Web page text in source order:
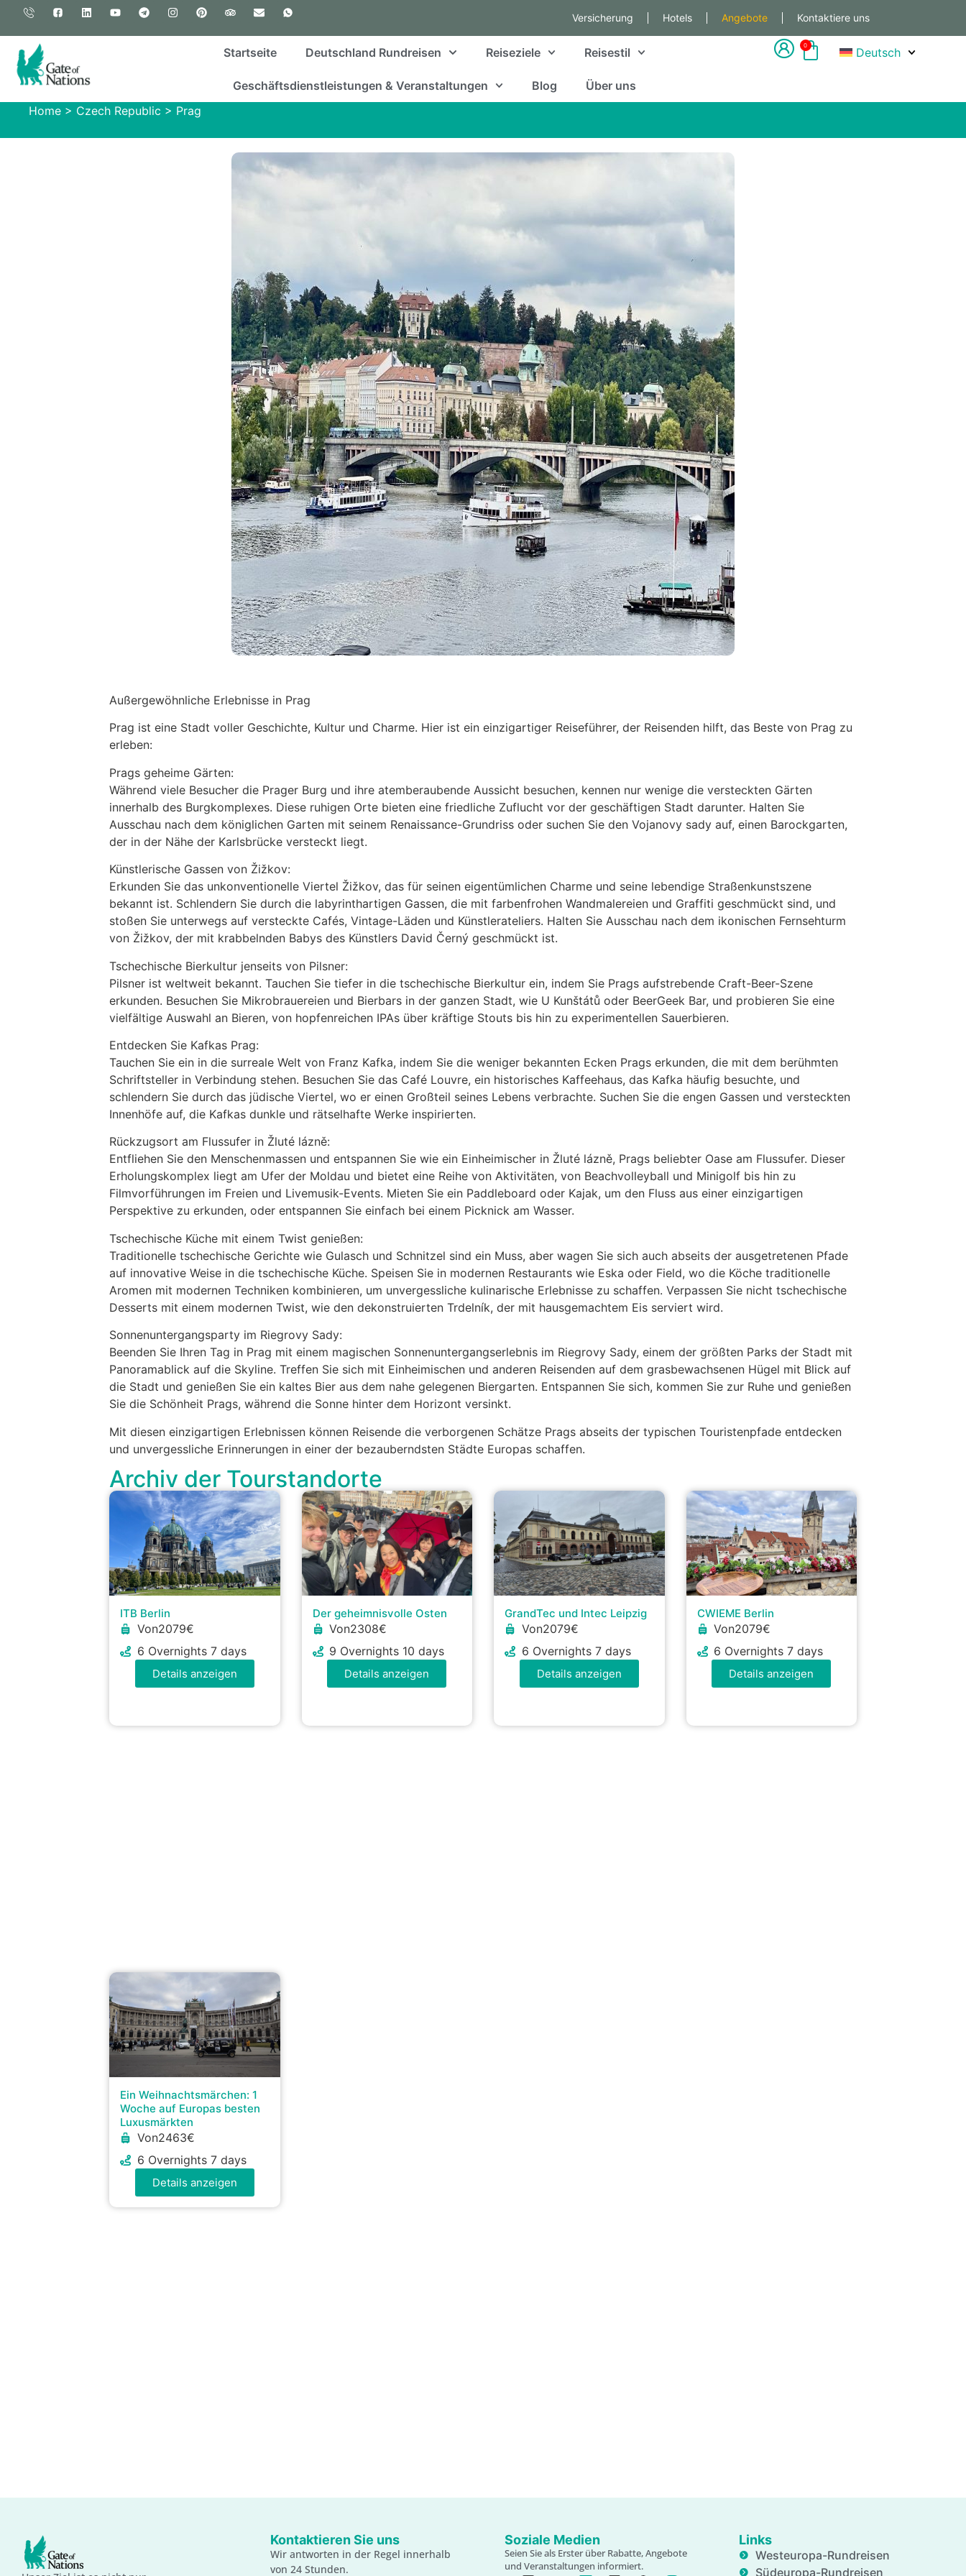
Versicherung Hotels Angebote Kontaktiere uns
Startseite Deutschland Rundreisen Reiseziele Reisestil
Geschäftsdienstleistungen & Veranstaltungen Blog Über uns
0 Deutsch
Home > Czech Republic > Prag
Außergewöhnliche Erlebnisse in Prag
Prag ist eine Stadt voller Geschichte, Kultur und Charme. Hier ist ein einzigartiger Reiseführer, der Reisenden hilft, das Beste von Prag zu
erleben:
Prags geheime Gärten:
Während viele Besucher die Prager Burg und ihre atemberaubende Aussicht besuchen, kennen nur wenige die versteckten Gärten
innerhalb des Burgkomplexes. Diese ruhigen Orte bieten eine friedliche Zuflucht vor der geschäftigen Stadt darunter. Halten Sie
Ausschau nach dem königlichen Garten mit seinem Renaissance-Grundriss oder suchen Sie den Vojanovy sady auf, einen Barockgarten,
der in der Nähe der Karlsbrücke versteckt liegt.
Künstlerische Gassen von Žižkov:
Erkunden Sie das unkonventionelle Viertel Žižkov, das für seinen eigentümlichen Charme und seine lebendige Straßenkunstszene
bekannt ist. Schlendern Sie durch die labyrinthartigen Gassen, die mit farbenfrohen Wandmalereien und Graffiti geschmückt sind, und
stoßen Sie unterwegs auf versteckte Cafés, Vintage-Läden und Künstlerateliers. Halten Sie Ausschau nach dem ikonischen Fernsehturm
von Žižkov, der mit krabbelnden Babys des Künstlers David Černý geschmückt ist.
Tschechische Bierkultur jenseits von Pilsner:
Pilsner ist weltweit bekannt. Tauchen Sie tiefer in die tschechische Bierkultur ein, indem Sie Prags aufstrebende Craft-Beer-Szene
erkunden. Besuchen Sie Mikrobrauereien und Bierbars in der ganzen Stadt, wie U Kunštátů oder BeerGeek Bar, und probieren Sie eine
vielfältige Auswahl an Bieren, von hopfenreichen IPAs über kräftige Stouts bis hin zu experimentellen Sauerbieren.
Entdecken Sie Kafkas Prag:
Tauchen Sie ein in die surreale Welt von Franz Kafka, indem Sie die weniger bekannten Ecken Prags erkunden, die mit dem berühmten
Schriftsteller in Verbindung stehen. Besuchen Sie das Café Louvre, ein historisches Kaffeehaus, das Kafka häufig besuchte, und
schlendern Sie durch das jüdische Viertel, wo er einen Großteil seines Lebens verbrachte. Suchen Sie die engen Gassen und versteckten
Innenhöfe auf, die Kafkas dunkle und rätselhafte Werke inspirierten.
Rückzugsort am Flussufer in Žluté lázně:
Entfliehen Sie den Menschenmassen und entspannen Sie wie ein Einheimischer in Žluté lázně, Prags beliebter Oase am Flussufer. Dieser
Erholungskomplex liegt am Ufer der Moldau und bietet eine Reihe von Aktivitäten, von Beachvolleyball und Minigolf bis hin zu
Filmvorführungen im Freien und Livemusik-Events. Mieten Sie ein Paddleboard oder Kajak, um den Fluss aus einer einzigartigen
Perspektive zu erkunden, oder entspannen Sie einfach bei einem Picknick am Wasser.
Tschechische Küche mit einem Twist genießen:
Traditionelle tschechische Gerichte wie Gulasch und Schnitzel sind ein Muss, aber wagen Sie sich auch abseits der ausgetretenen Pfade
auf innovative Weise in die tschechische Küche. Speisen Sie in modernen Restaurants wie Eska oder Field, wo die Köche traditionelle
Aromen mit modernen Techniken kombinieren, um unvergessliche kulinarische Erlebnisse zu schaffen. Verpassen Sie nicht tschechische
Desserts mit einem modernen Twist, wie den dekonstruierten Trdelník, der mit hausgemachtem Eis serviert wird.
Sonnenuntergangsparty im Riegrovy Sady:
Beenden Sie Ihren Tag in Prag mit einem magischen Sonnenuntergangserlebnis im Riegrovy Sady, einem der größten Parks der Stadt mit
Panoramablick auf die Skyline. Treffen Sie sich mit Einheimischen und anderen Reisenden auf dem grasbewachsenen Hügel mit Blick auf
die Stadt und genießen Sie ein kaltes Bier aus dem nahe gelegenen Biergarten. Entspannen Sie sich, kommen Sie zur Ruhe und genießen
Sie die Schönheit Prags, während die Sonne hinter dem Horizont versinkt.
Mit diesen einzigartigen Erlebnissen können Reisende die verborgenen Schätze Prags abseits der typischen Touristenpfade entdecken
und unvergessliche Erinnerungen in einer der bezauberndsten Städte Europas schaffen.
Archiv der Tourstandorte
ITB Berlin
Von2079€
6 Overnights 7 days
Details anzeigen
Der geheimnisvolle Osten
Von2308€
9 Overnights 10 days
Details anzeigen
GrandTec und Intec Leipzig
Von2079€
6 Overnights 7 days
Details anzeigen
CWIEME Berlin
Von2079€
6 Overnights 7 days
Details anzeigen
Ein Weihnachtsmärchen: 1
Woche auf Europas besten
Luxusmärkten
Von2463€
6 Overnights 7 days
Details anzeigen
Kontaktieren Sie uns
Wir antworten in der Regel innerhalb
von 24 Stunden.
Soziale Medien
Seien Sie als Erster über Rabatte, Angebote
und Veranstaltungen informiert.
Links
Westeuropa-Rundreisen
Südeuropa-Rundreisen